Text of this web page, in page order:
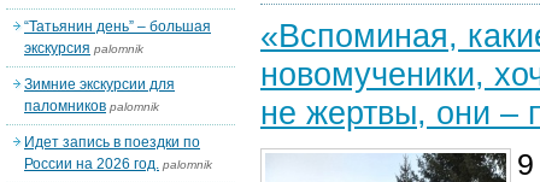
«Вспоминая,
новомученики,
не жертвы, они –
“Татьянин день” – большая
экскурсия palomnik
Зимние экскурсии для
паломников palomnik
Идет запись в поездки по
России на 2026 год. palomnik